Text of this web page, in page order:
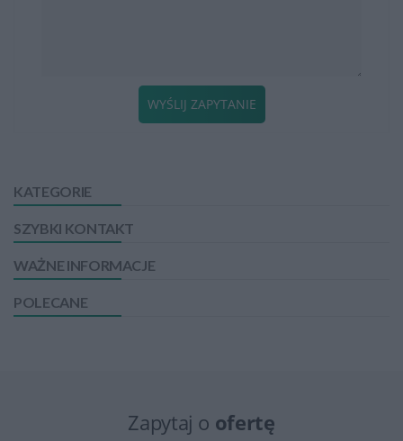
KATEGORIE
SZYBKI KONTAKT
WAŻNE INFORMACJE
POLECANE
WYŚLIJ ZAPYTANIE
Zapytaj o ofertę